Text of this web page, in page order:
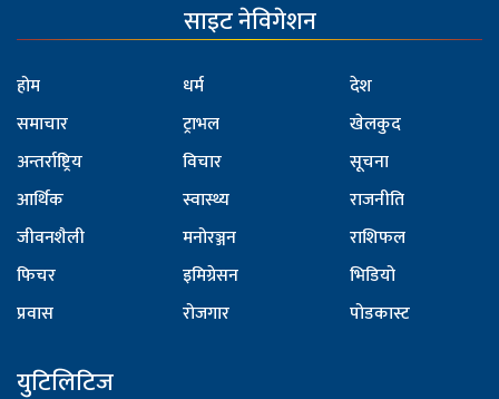
साइट नेविगेशन
होम
समाचार
अन्तर्राष्ट्रिय
आर्थिक
जीवनशैली
फिचर
प्रवास
धर्म
ट्राभल
विचार
स्वास्थ्य
मनोरञ्जन
इमिग्रेसन
रोजगार
देश
खेलकुद
सूचना
राजनीति
राशिफल
भिडियो
पोडकास्ट
युटिलिटिज